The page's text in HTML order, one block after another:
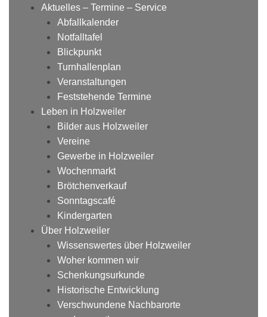
Aktuelles – Termine – Service
Abfallkalender
Notfalltafel
Blickpunkt
Turnhallenplan
Veranstaltungen
Feststehende Termine
Leben in Holzweiler
Bilder aus Holzweiler
Vereine
Gewerbe in Holzweiler
Wochenmarkt
Brötchenverkauf
Sonntagscafé
Kindergarten
Über Holzweiler
Wissenswertes über Holzweiler
Woher kommen wir
Schenkungsurkunde
Historische Entwicklung
Verschwundene Nachbarorte